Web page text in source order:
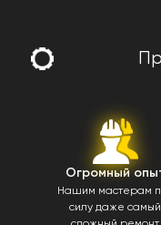
Огромный
Нашим мастерам
силу даже самый